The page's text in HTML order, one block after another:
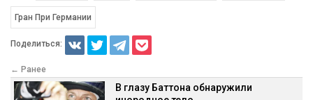
Гран При Германии
Поделиться:
← Ранее
В глазу Баттона обнаружили